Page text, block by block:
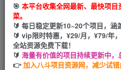
您
开通
🎯 本平台收集全网最新、最快项
菜。
🔰 每日稳定更新10~20个项目，涵
🔰 vip限时特惠，¥29/月，¥79/年
全站资源免费下载！
🔰 海量有价值的项目持续更新中，
👉加入八斗项目资源网，减少试错